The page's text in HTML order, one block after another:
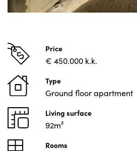
Price
€ 450.000 k.k.
Type
Ground floor apartment
Living surface
92m²
Rooms